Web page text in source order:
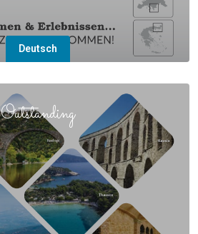
Deutsch
Outstanding